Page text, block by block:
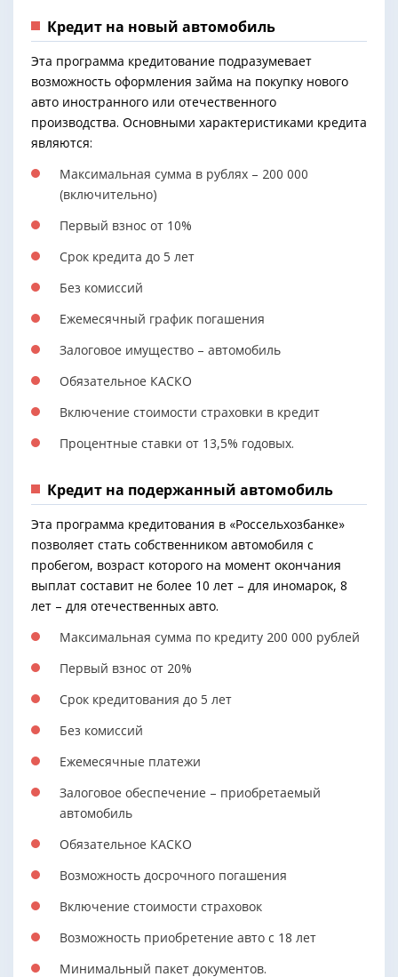
Кредит на новый автомобиль
Эта программа кредитование подразумевает
возможность оформления займа на покупку нового
авто иностранного или отечественного
производства. Основными характеристиками кредита
являются:
Максимальная сумма в рублях – 200 000
(включительно)
Первый взнос от 10%
Срок кредита до 5 лет
Без комиссий
Ежемесячный график погашения
Залоговое имущество – автомобиль
Обязательное КАСКО
Включение стоимости страховки в кредит
Процентные ставки от 13,5% годовых.
Кредит на подержанный автомобиль
Эта программа кредитования в «Россельхозбанке»
позволяет стать собственником автомобиля с
пробегом, возраст которого на момент окончания
выплат составит не более 10 лет – для иномарок, 8
лет – для отечественных авто.
Максимальная сумма по кредиту 200 000 рублей
Первый взнос от 20%
Срок кредитования до 5 лет
Без комиссий
Ежемесячные платежи
Залоговое обеспечение – приобретаемый
автомобиль
Обязательное КАСКО
Возможность досрочного погашения
Включение стоимости страховок
Возможность приобретение авто с 18 лет
Минимальный пакет документов.